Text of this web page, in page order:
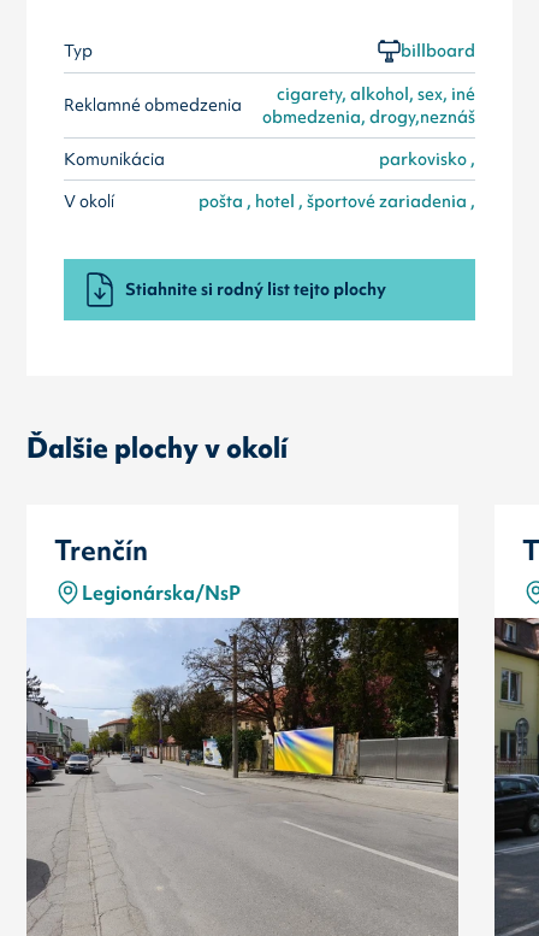
Typ billboard
Reklamné obmedzenia
cigarety, alkohol, sex, iné
obmedzenia, drogy,neznáš
Komunikácia
parkovisko ,
V okolí
pošta , hotel , športové zariadenia ,
Stiahnite si rodný list tejto plochy
Ďalšie plochy v okolí
Trenčín
Legionárska/NsP